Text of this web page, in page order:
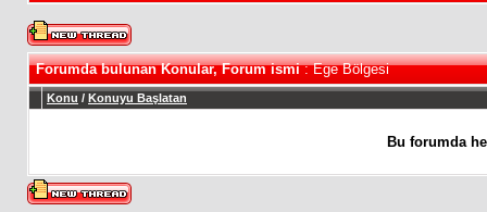
Forumda bulunan Konular, Forum ismi: Ege Bölgesi
Konu / Konuyu Başlatan
Bu forumda